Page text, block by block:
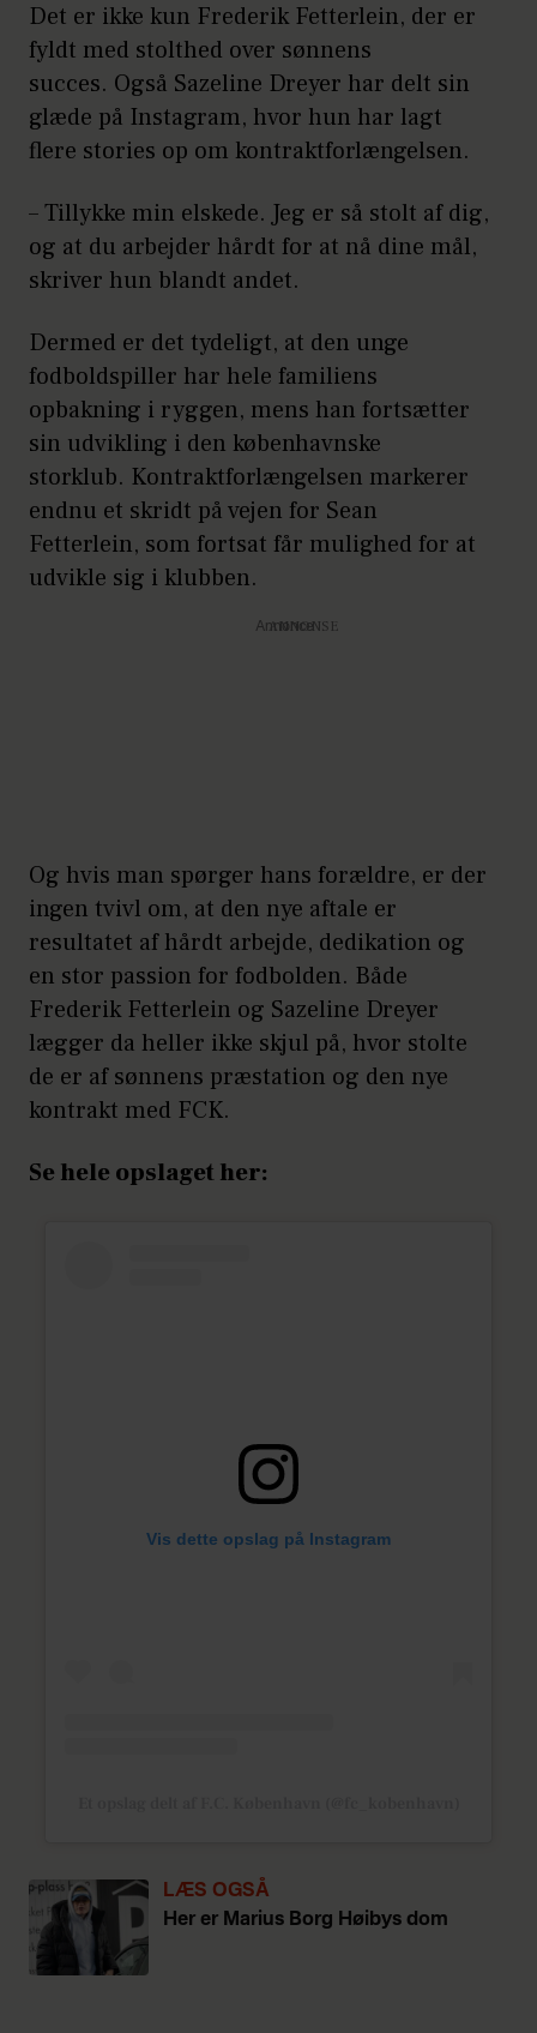
Det er ikke kun Frederik Fetterlein, der er
fyldt med stolthed over sønnens
succes. Også Sazeline Dreyer har delt sin
glæde på Instagram, hvor hun har lagt
flere stories op om kontraktforlængelsen.
– Tillykke min elskede. Jeg er så stolt af dig,
og at du arbejder hårdt for at nå dine mål,
skriver hun blandt andet.
Dermed er det tydeligt, at den unge
fodboldspiller har hele familiens
opbakning i ryggen, mens han fortsætter
sin udvikling i den københavnske
storklub. Kontraktforlængelsen markerer
endnu et skridt på vejen for Sean
Fetterlein, som fortsat får mulighed for at
udvikle sig i klubben.
Annonce
Og hvis man spørger hans forældre, er der
ingen tvivl om, at den nye aftale er
resultatet af hårdt arbejde, dedikation og
en stor passion for fodbolden. Både
Frederik Fetterlein og Sazeline Dreyer
lægger da heller ikke skjul på, hvor stolte
de er af sønnens præstation og den nye
kontrakt med FCK.
Se hele opslaget her:
Vis dette opslag på Instagram
LÆS OGSÅ
Her er Marius Borg Høibys dom